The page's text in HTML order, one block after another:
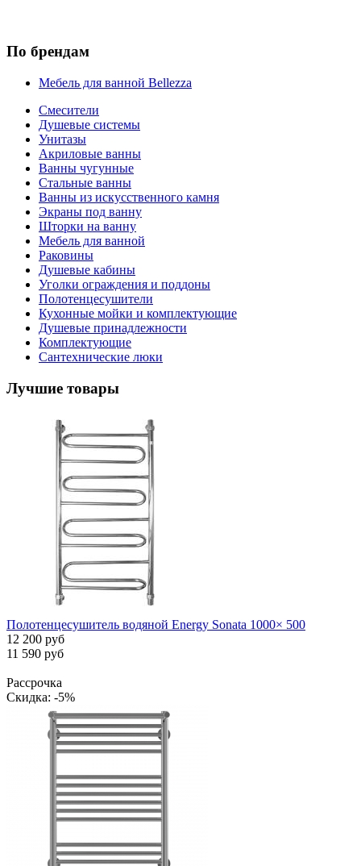
По брендам
Мебель для ванной Bellezza
Смесители
Душевые системы
Унитазы
Акриловые ванны
Ванны чугунные
Стальные ванны
Ванны из искусственного камня
Экраны под ванну
Шторки на ванну
Мебель для ванной
Раковины
Душевые кабины
Уголки ограждения и поддоны
Полотенцесушители
Кухонные мойки и комплектующие
Душевые принадлежности
Комплектующие
Сантехнические люки
Лучшие товары
Полотенцесушитель водяной Energy Sonata 1000× 500
12 200 руб
11 590 руб
Рассрочка
Скидка: -5%